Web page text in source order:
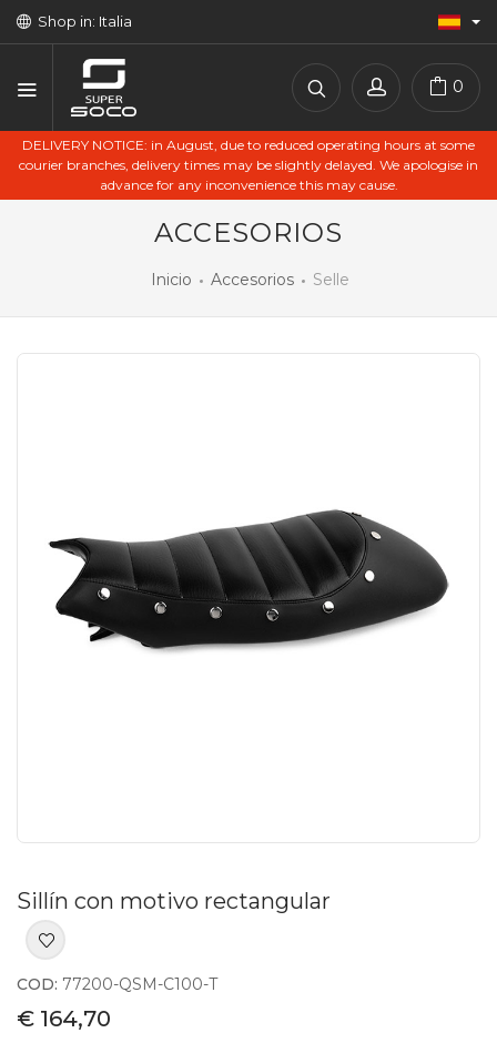
Shop in: Italia
0
DELIVERY NOTICE: in August, due to reduced operating hours at some
courier branches, delivery times may be slightly delayed. We apologise in
advance for any inconvenience this may cause.
ACCESORIOS
Inicio Accesorios Selle
Sillín con motivo rectangular
COD: 77200-QSM-C100-T
€ 164,70